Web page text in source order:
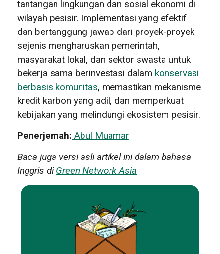
tantangan lingkungan dan sosial ekonomi di
wilayah pesisir. Implementasi yang efektif
dan bertanggung jawab dari proyek-proyek
sejenis mengharuskan pemerintah,
masyarakat lokal, dan sektor swasta untuk
bekerja sama berinvestasi dalam konservasi
berbasis komunitas, memastikan mekanisme
kredit karbon yang adil, dan memperkuat
kebijakan yang melindungi ekosistem pesisir.
Penerjemah: Abul Muamar
Baca juga versi asli artikel ini dalam bahasa
Inggris di Green Network Asia